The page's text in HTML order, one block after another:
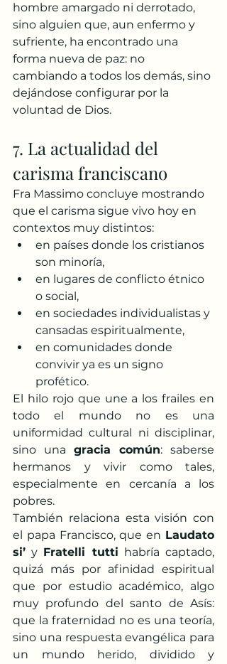
hombre amargado ni derrotado,
sino alguien que, aun enfermo y
sufriente, ha encontrado una
forma nueva de paz: no
cambiando a todos los demás, sino
dejándose configurar por la
voluntad de Dios.
7. La actualidad del
carisma franciscano
Fra Massimo concluye mostrando
que el carisma sigue vivo hoy en
contextos muy distintos:
en países donde los cristianos
son minoría,
en lugares de conflicto étnico
o social,
en sociedades individualistas y
cansadas espiritualmente,
en comunidades donde
convivir ya es un signo
profético.
El hilo rojo que une a los frailes en
todo el mundo no es una
uniformidad cultural ni disciplinar,
sino una gracia común: saberse
hermanos y vivir como tales,
especialmente en cercanía a los
pobres.
También relaciona esta visión con
el papa Francisco, que en Laudato
si’ y Fratelli tutti habría captado,
quizá más por afinidad espiritual
que por estudio académico, algo
muy profundo del santo de Asís:
que la fraternidad no es una teoría,
sino una respuesta evangélica para
un mundo herido, dividido y